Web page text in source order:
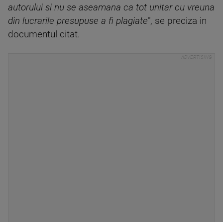
autorului si nu se aseamana ca tot unitar cu vreuna
din lucrarile presupuse a fi plagiate", se preciza in
documentul citat.